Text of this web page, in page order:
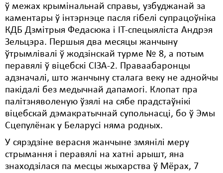
ў межах крымінальнай справы, узбуджанай за
каментары ў інтэрнэце пасля гібелі супрацоўніка
КДБ Дзмітрыя Федасюка і ІТ-спецыяліста Андрэя
Зельцэра. Першыя два месяцы жанчыну
ўтрымлівалі ў жодзінскай турме № 8, а потым
перавялі ў віцебскі СІЗА-2. Праваабаронцы
адзначалі, што жанчыну сталага веку не аднойчы
пакідалі без медычнай дапамогі. Клопат пра
палітзняволеную ўзялі на сябе прадстаўнікі
віцебскай дэмакратычнай супольнасці, бо ў Эмы
Сцепулёнак у Беларусі няма родных.
У сярэдзіне верасня жанчыне змянілі меру
стрымання і перавялі на хатні арышт, яна
знаходзілася па месцы жыхарства ў Мёрах, 7
Распальваньне варожасьці
Рознае
Свабода слова
Свабода сумленьня
Суд
Сьмяротнае пакараньне
Экалёгія
Правы працоўных
Сацыяльныя правы